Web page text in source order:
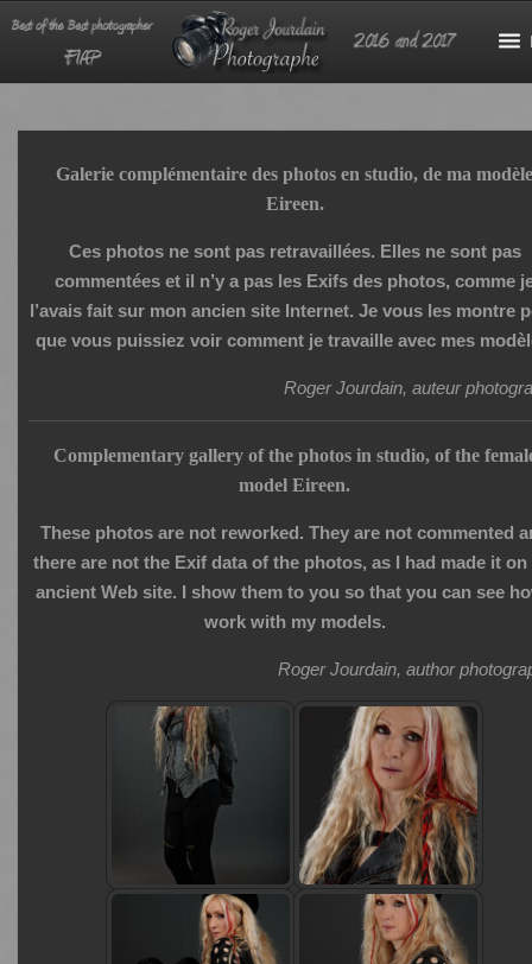
Galerie complémentaire des photos en studio, de ma
Eireen.
Ces photos ne sont pas retravaillées. Elles ne sont pas
commentées et il n’y a pas les Exifs des photos, comme
l’avais fait sur mon ancien site Internet. Je vous les montre
que vous puissiez voir comment je travaille avec mes
Roger Jourdain, auteur
Complementary gallery of the photos in studio, of the
model Eireen.
These photos are not reworked. They are not commented
there are not the Exif data of the photos, as I had made it on
ancient Web site. I show them to you so that you can see
work with my models.
Roger Jourdain, author